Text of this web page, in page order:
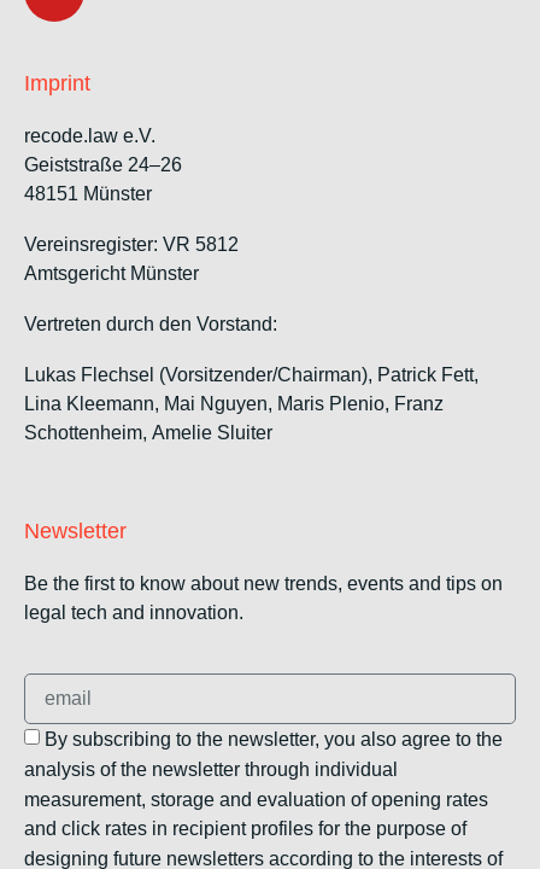
Imprint
recode.law e.V.
Geiststraße 24–26
48151 Münster
Vereinsregister: VR 5812
Amtsgericht Münster
Vertreten durch den Vorstand:
Lukas Flechsel (Vorsitzender/Chairman), Patrick Fett,
Lina Kleemann, Mai Nguyen, Maris Plenio, Franz
Schottenheim, Amelie Sluiter
Newsletter
Be the first to know about new trends, events and tips on
legal tech and innovation.
By subscribing to the newsletter, you also agree to the
analysis of the newsletter through individual
measurement, storage and evaluation of opening rates
and click rates in recipient profiles for the purpose of
designing future newsletters according to the interests of